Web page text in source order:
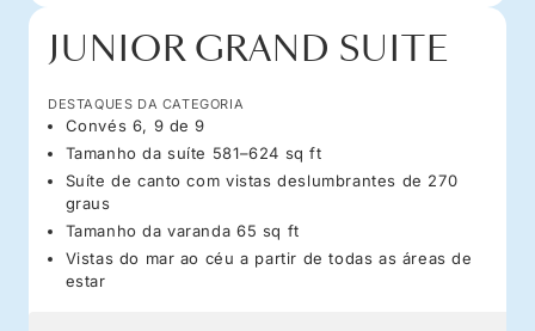
JUNIOR GRAND SUITE
DESTAQUES DA CATEGORIA
Convés 6, 9 de 9
Tamanho da suíte 581–624 sq ft
Suíte de canto com vistas deslumbrantes de 270
graus
Tamanho da varanda 65 sq ft
Vistas do mar ao céu a partir de todas as áreas de
estar